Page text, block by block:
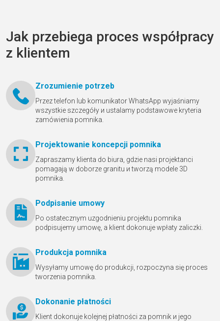
Jak przebiega proces współpracy
z klientem
Zrozumienie potrzeb
Przez telefon lub komunikator WhatsApp wyjaśniamy
wszystkie szczegóły и ustalamy podstawowe kryteria
zamówienia pomnika.
Projektowanie koncepcji pomnika
Zapraszamy klienta do biura, gdzie nasi projektanci
pomagają w doborze granitu и tworzą modele 3D
pomnika.
Podpisanie umowy
Po ostatecznym uzgodnieniu projektu pomnika
podpisujemy umowę, a klient dokonuje wpłaty zaliczki.
Produkcja pomnika
Wysyłamy umowę do produkcji, rozpoczyna się proces
tworzenia pomnika.
Dokonanie płatności
Klient dokonuje kolejnej płatności za pomnik и jego